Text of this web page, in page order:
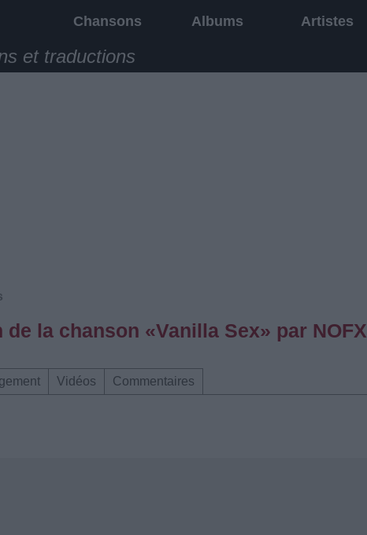
Chansons Albums Artistes
et traductions
la chanson «Vanilla Sex» par NOFX
Vidéos Commentaires